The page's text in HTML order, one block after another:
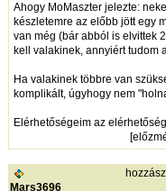
Ahogy MoMaszter jelezte:
készletemre az előbb jött egy
van még (bár abból is elvittek
kell valakinek, annyiért tudom
Ha valakinek többre van
komplikált, úgyhogy nem
Elérhetőségeim az
[
Mars3696